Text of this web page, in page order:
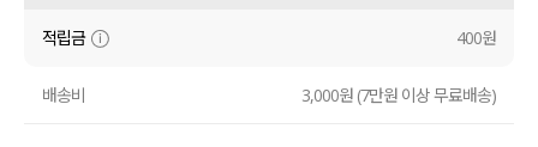
아우터
적립금 400원
배송비 3,000원 (7만원 이상 무료배송)